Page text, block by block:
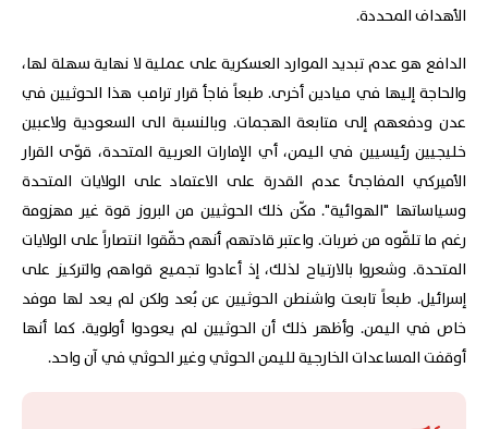
الأهداف المحددة.
الدافع هو عدم تبديد الموارد العسكرية على عملية لا نهاية سهلة لها،
والحاجة إليها في ميادين أخرى. طبعاً فاجأ قرار ترامب هذا الحوثيين في
عدن ودفعهم إلى متابعة الهجمات. وبالنسبة الى السعودية ولاعبين
خليجيين رئيسيين في اليمن، أي الإمارات العربية المتحدة، قوّى القرار
الأميركي المفاجئ عدم القدرة على الاعتماد على الولايات المتحدة
وسياساتها "الهوائية". مكّن ذلك الحوثيين من البروز قوة غير مهزومة
رغم ما تلقّوه من ضربات. واعتبر قادتهم أنهم حقّقوا انتصاراً على الولايات
المتحدة. وشعروا بالارتياح لذلك، إذ أعادوا تجميع قواهم والتركيز على
إسرائيل. طبعاً تابعت واشنطن الحوثيين عن بُعد ولكن لم يعد لها موفد
خاص في اليمن. وأظهر ذلك أن الحوثيين لم يعودوا أولوية. كما أنها
أوقفت المساعدات الخارجية لليمن الحوثي وغير الحوثي في آن واحد.